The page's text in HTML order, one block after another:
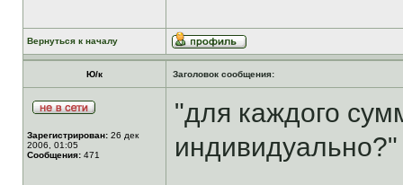
Вернуться к началу
Ю/к Заголовок сообщения:
Зарегистрирован: 26 дек
2006, 01:05
Сообщения: 471
"для каждого
индивидуально?"